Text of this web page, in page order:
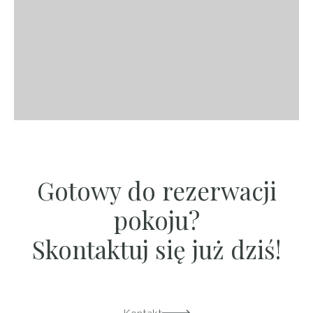
Gotowy do rezerwacji
pokoju?
Skontaktuj się już dziś!